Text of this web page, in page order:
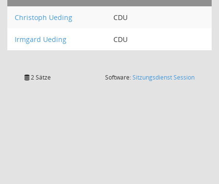
Christoph Ueding CDU
Irmgard Ueding CDU
2 Sätze Software:SitzungsdienstSession(Wird in